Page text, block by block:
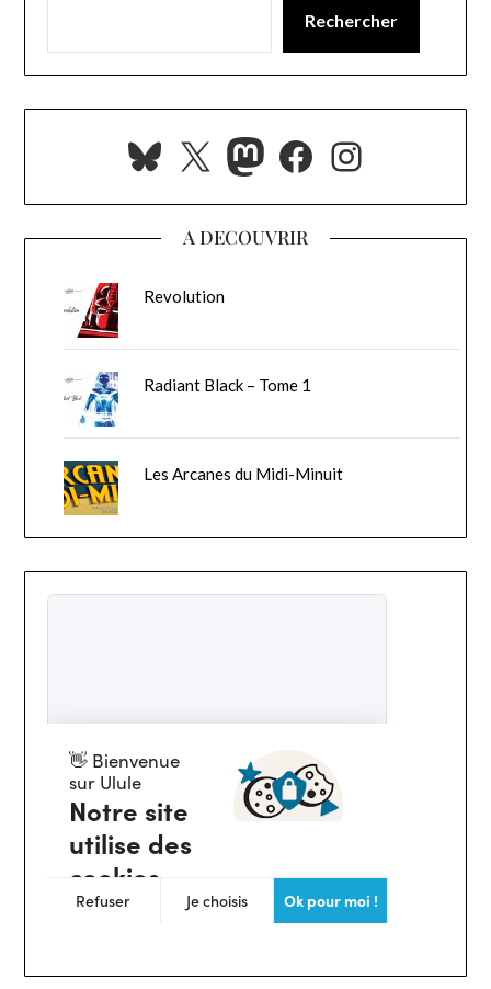
Rechercher
Bluesky
X Mastodon
Facebook
A DECOUVRIR
Revolution
Radiant Black – Tome 1
Les Arcanes du Midi-Minuit